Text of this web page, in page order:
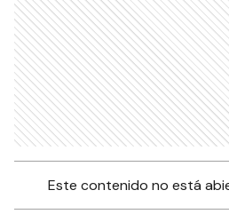
Este contenido no está